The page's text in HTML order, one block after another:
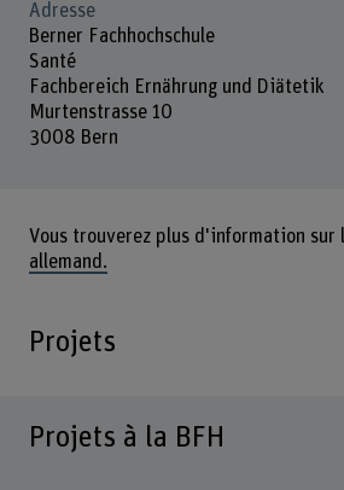
Adresse
Berner Fachhochschule
Santé
Fachbereich Ernährung und Diätetik
Murtenstrasse 10
3008 Bern
Vous trouverez plus d'information sur
allemand.
Projets
Projets à la BFH